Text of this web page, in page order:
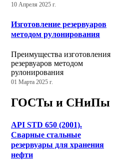
10 Апреля 2025 г.
Изготовление резервуаров
методом рулонирования
Преимущества изготовления
резервуаров методом
рулонирования
01 Марта 2025 г.
ГОСТы и СНиПы
API STD 650 (2001).
Сварные стальные
резервуары для хранения
нефти